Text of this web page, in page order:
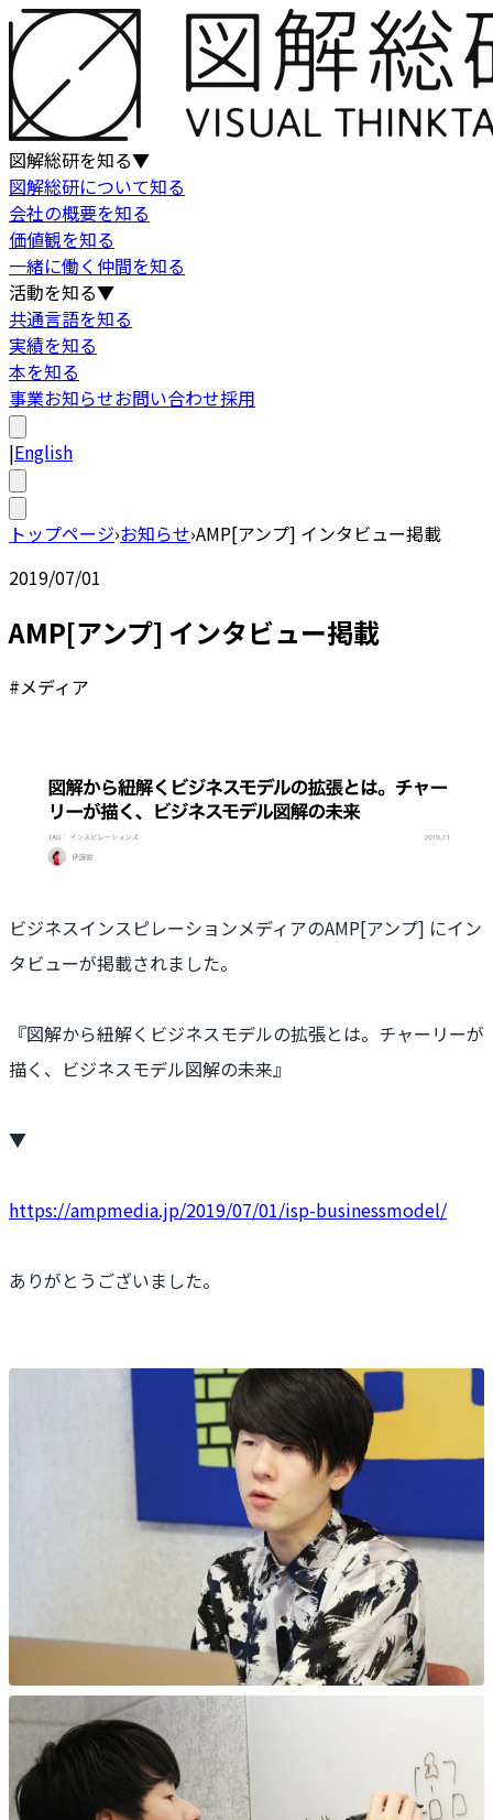
図解総研を知る▼
図解総研について知る
会社の概要を知る
価値観を知る
一緒に働く仲間を知る
活動を知る▼
共通言語を知る
実績を知る
本を知る
事業お知らせお問い合わせ採用
|English
トップページ›お知らせ›AMP[アンプ] インタビュー掲載
2019/07/01
AMP[アンプ] インタビュー掲載
#メディア
ビジネスインスピレーションメディアのAMP[アンプ] にイン
タビューが掲載されました。
『図解から紐解くビジネスモデルの拡張とは。チャーリーが
描く、ビジネスモデル図解の未来』
▼
https://ampmedia.jp/2019/07/01/isp-businessmodel/
ありがとうございました。